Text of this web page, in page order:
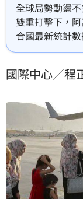
全球局勢動盪
雙重打擊下，
合國最新統計
人口連最基本
會底層，許多
著無數小生命
已經感到麻木
國際中心／程